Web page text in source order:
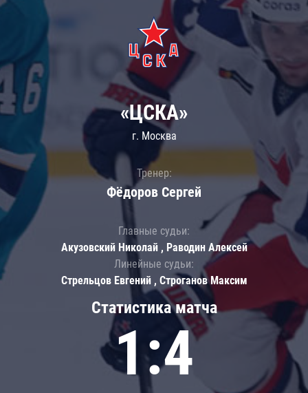
Статистика матча
1:4
«ЦСКА»
г. Москва
Тренер:
Фёдоров Сергей
Главные судьи:
Акузовский Николай , Раводин Алексей
Линейные судьи:
Стрельцов Евгений , Строганов Максим